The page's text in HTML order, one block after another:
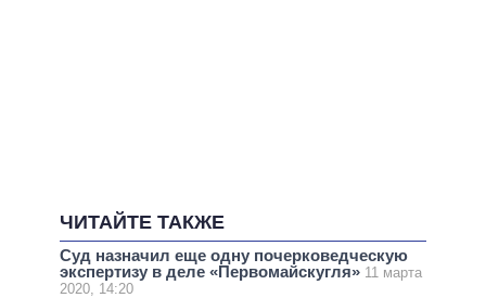
ЧИТАЙТЕ ТАКЖЕ
Суд назначил еще одну почерковедческую
экспертизу в деле «Первомайскугля» 11 марта
2020, 14:20